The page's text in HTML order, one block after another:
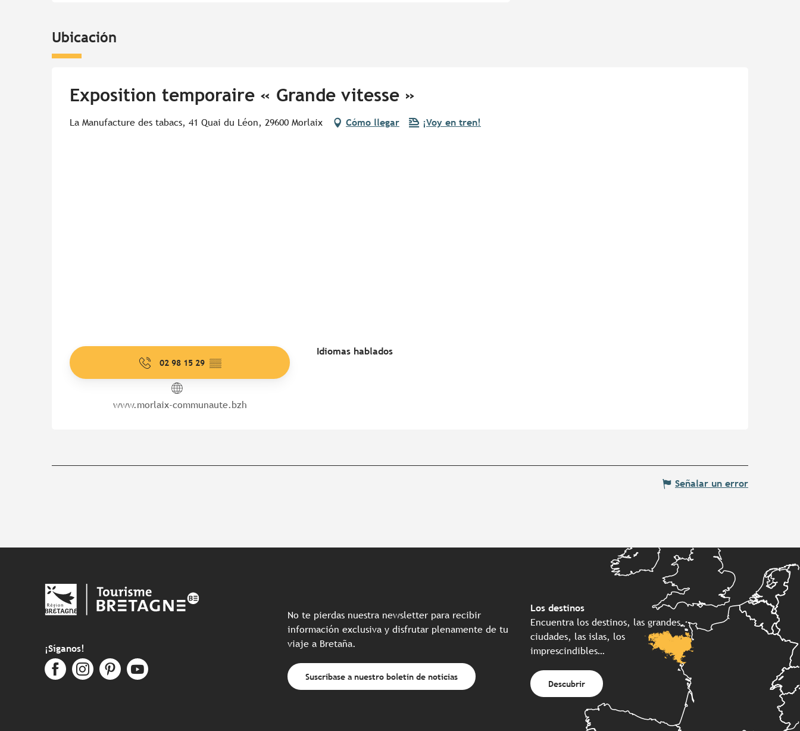
Ubicación
Exposition temporaire « Grande vitesse »
La Manufacture des tabacs, 41 Quai du Léon, 29600 Morlaix Cómo llegar ¡Voy en tren!
02 98 15 29 ▒▒
www.morlaix-communaute.bzh
Idiomas hablados
Idiomas hablados
Señalar un error
¡Síganos!
No te pierdas nuestra newsletter para recibir
información exclusiva y disfrutar plenamente de tu
viaje a Bretaña.
Suscríbase a nuestro boletín de noticias
Los destinos
Encuentra los destinos, las grandes
ciudades, las islas, los
imprescindibles…
Descubrir